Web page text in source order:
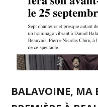
BALAVOINE, MA